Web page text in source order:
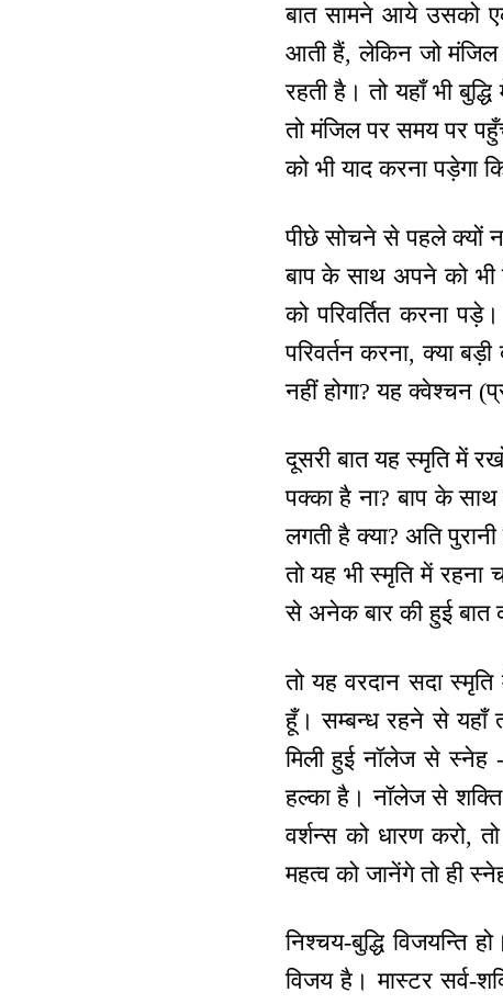
बात सामने आये उसको
आती हैं, लेकिन जो मंजिल
रहती है। तो यहाँ भी
तो मंजिल पर समय पर
को भी याद करना पड़ेगा
पीछे सोचने से पहले क्यों
बाप के साथ अपने को भी
को परिवर्तित करना
परिवर्तन करना, क्या
नहीं होगा? यह क्वेश्चन
दूसरी बात यह स्मृति में
पक्का है ना? बाप के
लगती है क्या? अति
तो यह भी स्मृति में रहना
से अनेक बार की हुई बात
तो यह वरदान सदा
हूँ। सम्बन्ध रहने से यहाँ
मिली हुई नॉलेज से स्नेह
हल्का है। नॉलेज से
वर्शन्स को धारण करो,
महत्व को जानेंगे तो ही
निश्चय-बुद्धि विजयन्ति
विजय है। मास्टर सर्व-